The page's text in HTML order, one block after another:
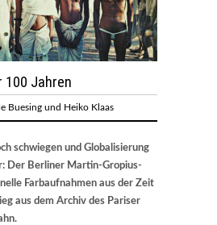
100 Jahren
Buesing und Heiko Klaas
schwiegen und Globalisierung
Der Berliner Martin-Gropius-
Farbaufnahmen aus der Zeit
aus dem Archiv des Pariser